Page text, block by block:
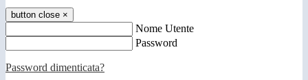
button close ×
Nome Utente
Password
Password dimenticata?